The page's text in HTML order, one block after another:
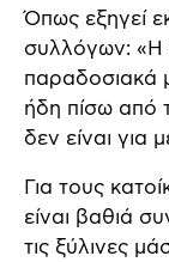
Όπως εξηγεί
συλλόγων: «Η
παραδοσιακά
ήδη πίσω από
δεν είναι για
Για τους
είναι βαθιά
τις ξύλινες